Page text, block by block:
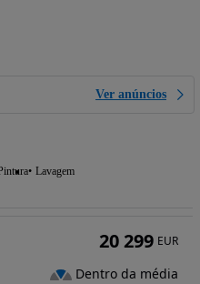
Ver anúncios
Lavagem
20 299 EUR
Dentro da média